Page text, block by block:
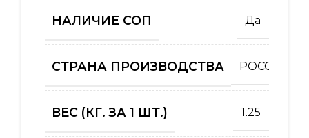
НАЛИЧИЕ СОП Да
СТРАНА ПРОИЗВОДСТВА РОССИЯ
ВЕС (КГ. ЗА 1 ШТ.) 1.25